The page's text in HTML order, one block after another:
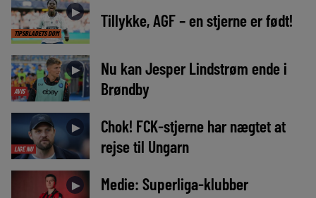
TIPSBLADETS DOM
► Tillykke, AGF – en stjerne er født!
AVIS
►
Nu kan Jesper Lindstrøm ende i
Brøndby
LIGE NU
►
Chok! FCK-stjerne har nægtet at
rejse til Ungarn
►
Medie: Superliga-klubber